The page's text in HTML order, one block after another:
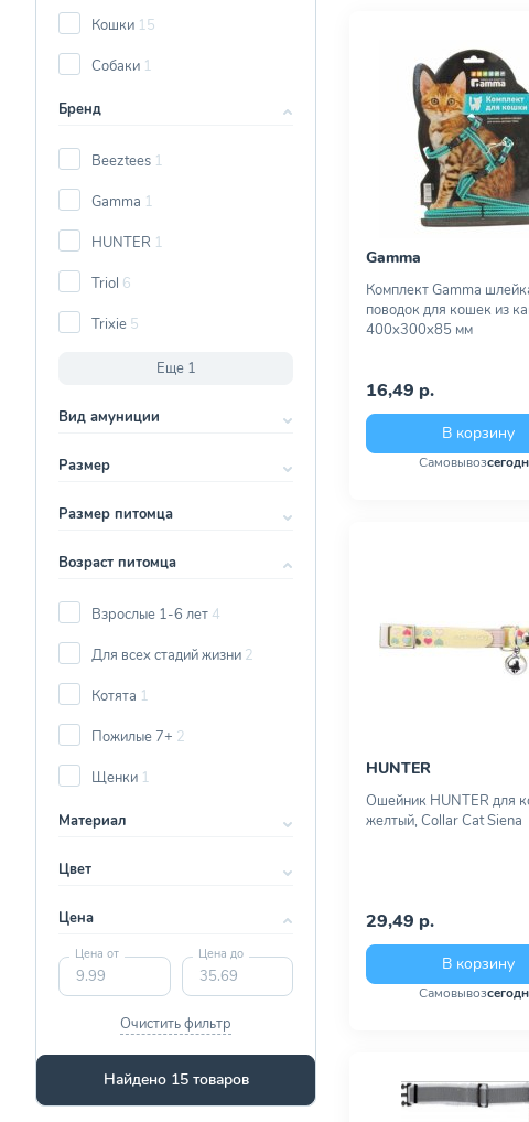
Кошки 15
Собаки 1
Бренд
Beeztees 1
Gamma 1
HUNTER 1
Triol 6
Trixie 5
Еще 1
Вид амуниции
Размер
Размер питомца
Возраст питомца
Взрослые 1-6 лет 4
Для всех стадий жизни 2
Котята 1
Пожилые 7+ 2
Щенки 1
Материал
Цвет
Цена
Цена от Цена до
Найдено 15 товаров
Очистить фильтр
Gamma
Комплект Gamma
поводок для кошек из
400х300х85 мм
16,49 р.
В корзину
Самовывоз
HUNTER
Ошейник HUNTER для
желтый, Collar Cat Siena
29,49 р.
В корзину
Самовывоз